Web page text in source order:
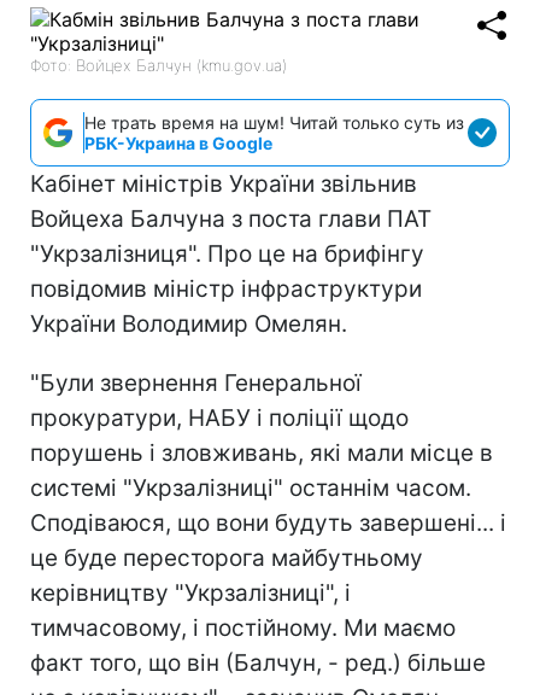
Фото: Войцех Балчун (kmu.gov.ua)
Не трать время на шум! Читай только суть из
РБК-Украина в Google
Кабінет міністрів України звільнив
Войцеха Балчуна з поста глави ПАТ
"Укрзалізниця". Про це на брифінгу
повідомив міністр інфраструктури
України Володимир Омелян.
"Були звернення Генеральної
прокуратури, НАБУ і поліції щодо
порушень і зловживань, які мали місце в
системі "Укрзалізниці" останнім часом.
Сподіваюся, що вони будуть завершені... і
це буде пересторога майбутньому
керівництву "Укрзалізниці", і
тимчасовому, і постійному. Ми маємо
факт того, що він (Балчун, - ред.) більше